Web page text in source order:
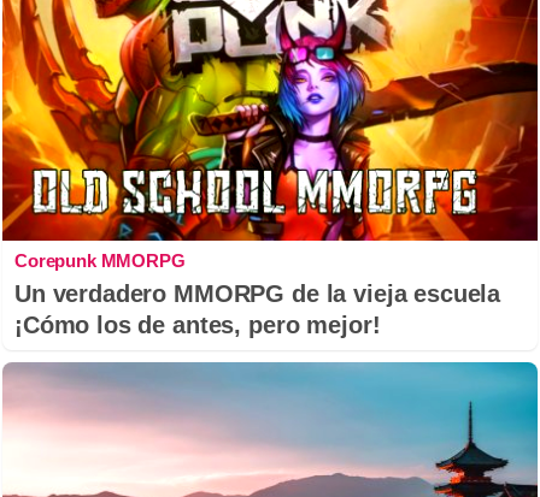
Corepunk MMORPG
Un verdadero MMORPG de la vieja escuela
¡Cómo los de antes, pero mejor!